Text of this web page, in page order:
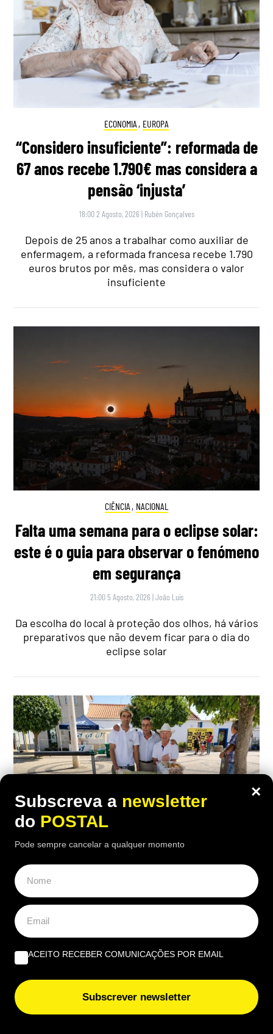
ECONOMIA , EUROPA
“Considero insuficiente”: reformada de
67 anos recebe 1.790€ mas considera a
pensão ‘injusta’
18:00 2 Agosto, 2026 | Rubén Gonçalves
Depois de 25 anos a trabalhar como auxiliar de
enfermagem, a reformada francesa recebe 1.790
euros brutos por mês, mas considera o valor
insuficiente
CIÊNCIA , NACIONAL
Falta uma semana para o eclipse solar:
este é o guia para observar o fenómeno
em segurança
21:00 5 Agosto, 2026 |João Luís
Da escolha do local à proteção dos olhos, há vários
preparativos que não devem ficar para o dia do
eclipse solar
Tiago viveu em Castro Marim e trocou a
engenharia pelos gelados artesanais da
família
Após uma década na engenharia, Tiago Correia
×
Subscreva a newsletter
do POSTAL
Pode sempre cancelar a qualquer momento
ACEITO RECEBER COMUNICAÇÕES POR EMAIL
Subscrever newsletter